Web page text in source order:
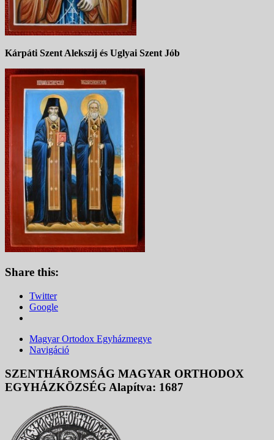
Kárpáti Szent Alekszij és Uglyai Szent Jób
Share this:
Twitter
Google
Magyar Ortodox Egyházmegye
Navigáció
SZENTHÁROMSÁG MAGYAR ORTHODOX
EGYHÁZKÖZSÉG Alapítva: 1687